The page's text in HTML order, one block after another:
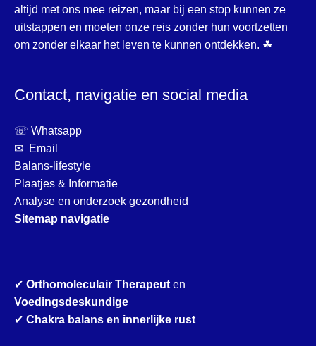
altijd met ons mee reizen, maar bij een stop kunnen ze
uitstappen en moeten onze reis zonder hun voortzetten
om zonder elkaar het leven te kunnen ontdekken. ☘
Contact, navigatie en social media
☏ Whatsapp
✉ Email
Balans-lifestyle
Plaatjes & Informatie
Analyse en onderzoek gezondheid
Sitemap navigatie
✔ Orthomoleculair Therapeuten
Voedingsdeskundige
✔ Chakra balans en innerlijke rust